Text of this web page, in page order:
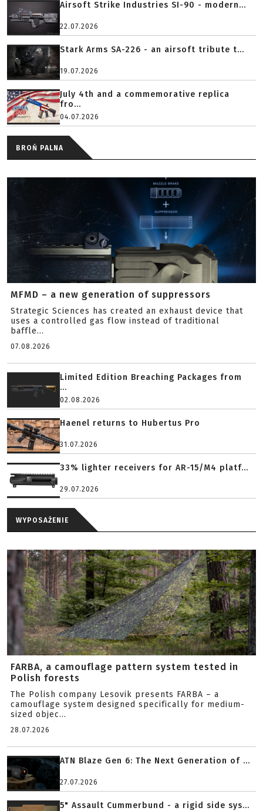
Airsoft Strike Industries SI-90 - modern...
22.07.2026
Stark Arms SA-226 - an airsoft tribute t...
19.07.2026
July 4th and a commemorative replica
fro...
04.07.2026
BROŃ PALNA
MFMD – a new generation of suppressors
Strategic Sciences has created an exhaust device that
uses a controlled gas flow instead of traditional
baffle...
07.08.2026
Limited Edition Breaching Packages from
...
02.08.2026
Haenel returns to Hubertus Pro
31.07.2026
33% lighter receivers for AR-15/M4 platf...
29.07.2026
WYPOSAŻENIE
FARBA, a camouflage pattern system tested in
Polish forests
The Polish company Lesovik presents FARBA – a
camouflage system designed specifically for medium-
sized objec...
28.07.2026
ATN Blaze Gen 6: The Next Generation of ...
27.07.2026
5" Assault Cummerbund - a rigid side sys...